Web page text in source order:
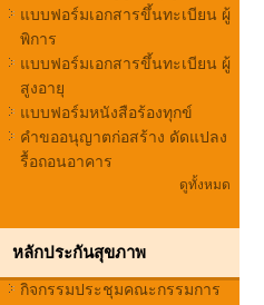
แบบฟอร์มเอกสารขึ้นทะเบียน ผู้
พิการ
แบบฟอร์มเอกสารขึ้นทะเบียน ผู้
สูงอายุ
แบบฟอร์มหนังสือร้องทุกข์
คำขออนุญาตก่อสร้าง ดัดแปลง
รื้อถอนอาคาร
ดูทั้งหมด
หลักประกันสุขภาพ
กิจกรรมประชุมคณะกรรมการ